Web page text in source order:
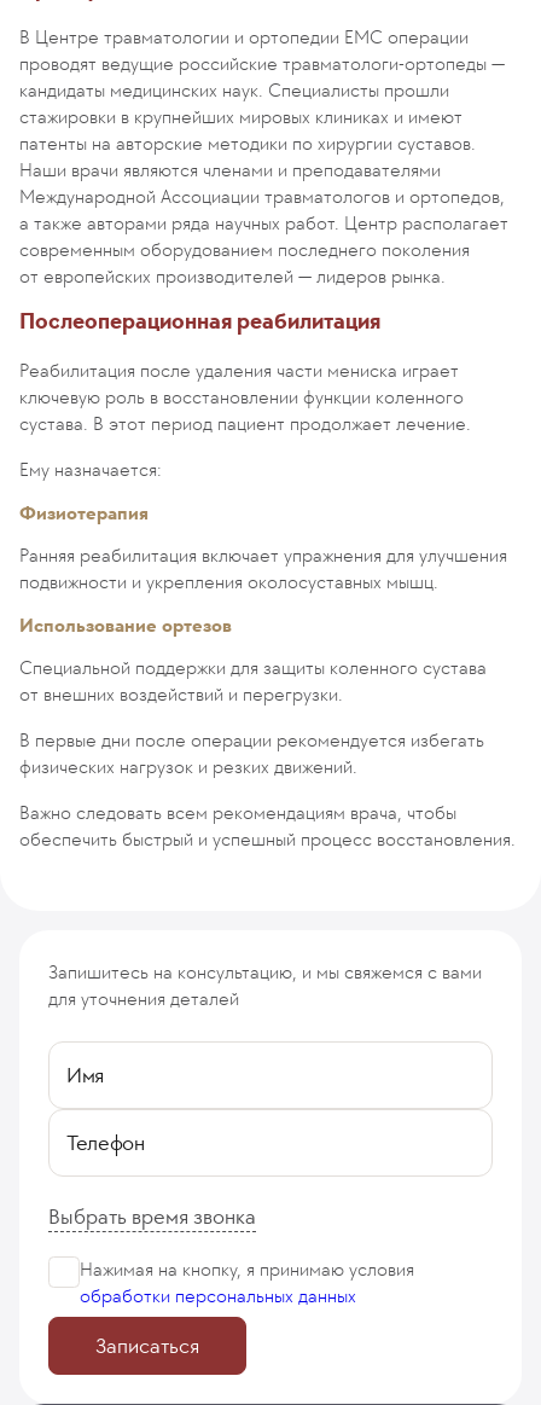
В Центре травматологии и ортопедии EMC операции
проводят ведущие российские травматологи-ортопеды —
кандидаты медицинских наук. Специалисты прошли
стажировки в крупнейших мировых клиниках и имеют
патенты на авторские методики по хирургии суставов.
Наши врачи являются членами и преподавателями
Международной Ассоциации травматологов и ортопедов,
а также авторами ряда научных работ. Центр располагает
современным оборудованием последнего поколения
от европейских производителей — лидеров рынка.
Послеоперационная реабилитация
Реабилитация после удаления части мениска играет
ключевую роль в восстановлении функции коленного
сустава. В этот период пациент продолжает лечение.
Ему назначается:
Физиотерапия
Ранняя реабилитация включает упражнения для улучшения
подвижности и укрепления околосуставных мышц.
Использование ортезов
Специальной поддержки для защиты коленного сустава
от внешних воздействий и перегрузки.
В первые дни после операции рекомендуется избегать
физических нагрузок и резких движений.
Важно следовать всем рекомендациям врача, чтобы
обеспечить быстрый и успешный процесс восстановления.
Запишитесь на консультацию, и мы свяжемся с вами
для уточнения деталей
Имя
Телефон
Выбрать время звонка
Нажимая на кнопку, я принимаю условия
обработки персональных данных
Записаться